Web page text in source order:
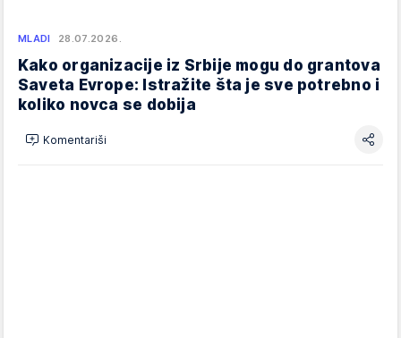
MLADI 28.07.2026.
Kako organizacije iz Srbije mogu do grantova
Saveta Evrope: Istražite šta je sve potrebno i
koliko novca se dobija
Komentariši